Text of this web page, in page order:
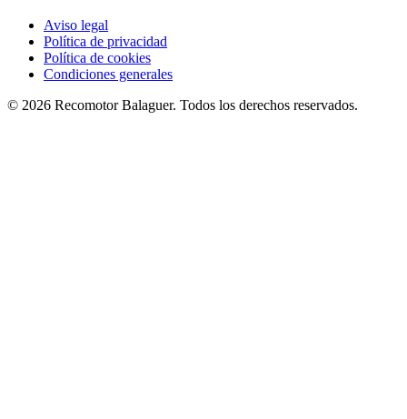
Aviso legal
Política de privacidad
Política de cookies
Condiciones generales
© 2026 RecomotorBalaguer. Todos los derechos reservados.